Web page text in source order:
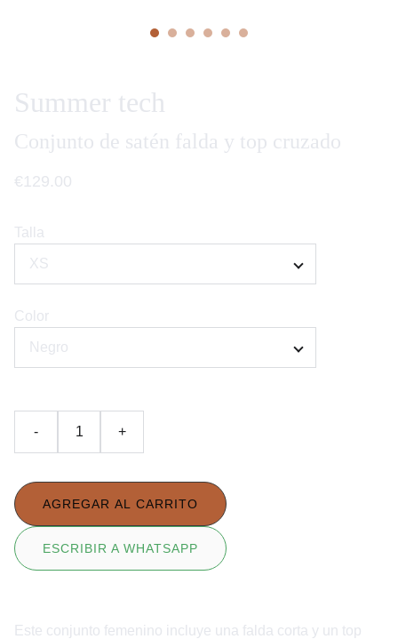
Summer tech
Conjunto de satén falda y top cruzado
€129.00
Talla
Color
- +
AGREGAR AL CARRITO
ESCRIBIR A WHATSAPP
Este conjunto femenino incluye una falda corta y un top